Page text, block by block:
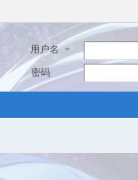
用户名
密码